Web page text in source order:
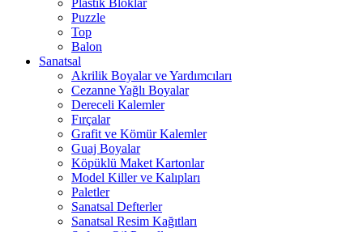
Plastik Bloklar
Puzzle
Top
Balon
Sanatsal
Akrilik Boyalar ve Yardımcıları
Cezanne Yağlı Boyalar
Dereceli Kalemler
Fırçalar
Grafit ve Kömür Kalemler
Guaj Boyalar
Köpüklü Maket Kartonlar
Model Killer ve Kalıpları
Paletler
Sanatsal Defterler
Sanatsal Resim Kağıtları